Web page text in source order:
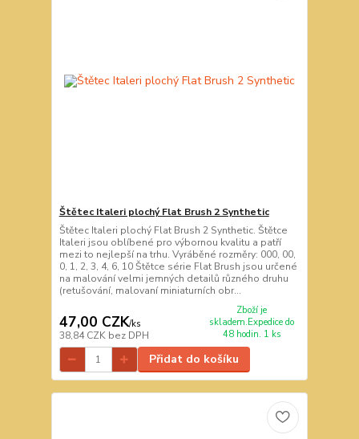
Štětec Italeri plochý Flat Brush 2 Synthetic
Štětec Italeri plochý Flat Brush 2 Synthetic. Štětce
Italeri jsou oblíbené pro výbornou kvalitu a patří
mezi to nejlepší na trhu. Vyráběné rozměry: 000, 00,
0, 1, 2, 3, 4, 6, 10 Štětce série Flat Brush jsou určené
na malování velmi jemných detailů různého druhu
(retušování, malovaní miniaturních obr...
47,00 CZK/ks
38,84 CZK bez DPH
Zboží je
skladem.Expedice do
48 hodin. 1 ks
Přidat do košíku